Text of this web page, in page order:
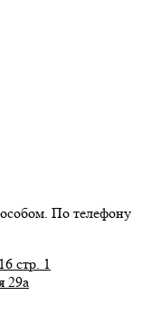
По телефону
стр. 1
29а